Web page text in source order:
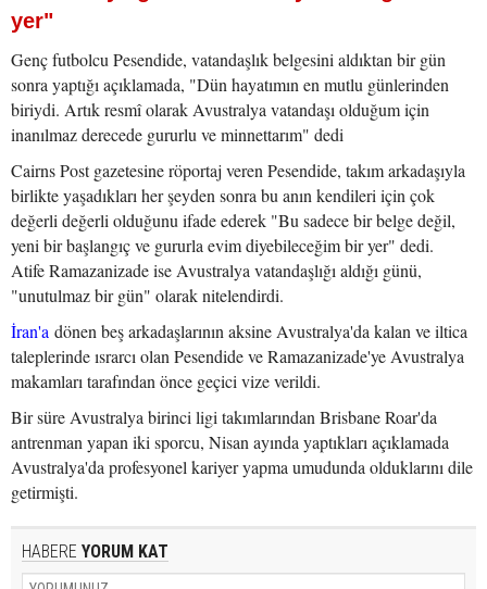
yer"
Genç futbolcu Pesendide, vatandaşlık belgesini aldıktan bir gün
sonra yaptığı açıklamada, "Dün hayatımın en mutlu günlerinden
biriydi. Artık resmî olarak Avustralya vatandaşı olduğum için
inanılmaz derecede gururlu ve minnettarım" dedi
Cairns Post gazetesine röportaj veren Pesendide, takım arkadaşıyla
birlikte yaşadıkları her şeyden sonra bu anın kendileri için çok
değerli değerli olduğunu ifade ederek "Bu sadece bir belge değil,
yeni bir başlangıç ve gururla evim diyebileceğim bir yer" dedi.
Atife Ramazanizade ise Avustralya vatandaşlığı aldığı günü,
"unutulmaz bir gün" olarak nitelendirdi.
İran'a dönen beş arkadaşlarının aksine Avustralya'da kalan ve iltica
taleplerinde ısrarcı olan Pesendide ve Ramazanizade'ye Avustralya
makamları tarafından önce geçici vize verildi.
Bir süre Avustralya birinci ligi takımlarından Brisbane Roar'da
antrenman yapan iki sporcu, Nisan ayında yaptıkları açıklamada
Avustralya'da profesyonel kariyer yapma umudunda olduklarını dile
getirmişti.
HABERE YORUM KAT